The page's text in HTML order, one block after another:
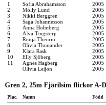
1 Sofia Abrahamsson
2005
2
Molly Lund
2005
3
Nikki Berggren
2005
4
Saga Johannesson
2005
5
Anna Holmberg
2005
6
Alva Tingstorp
2005
7
Ronja Theorin
2005
8
Olivia Thonander
2005
9
Klara Rask
2005
10
Elly Sjöberg
2005
11
Agnes Hagberg
2005
Olivia Leijon
2005
Gren 2, 25m Fjärilsim flickor A-
Plac. Namn Född